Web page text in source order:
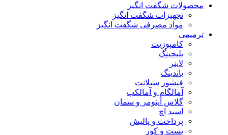
محصولات شگفت انگیز
تجهیزات شگفت انگیز
مواد مصرفی شگفت انگیز
ترمیمی
کامپوزیت
بلیچینگ
لاینر
باندینگ
فیشور سیلانت
آمالگام و آمالکپ
گلاس آینومر و سمان
اسید اچ
پرداخت و پالیش
پست و کور